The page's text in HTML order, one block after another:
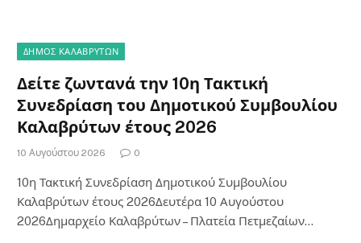
ΔΗΜΟΣ ΚΑΛΑΒΡΥΤΩΝ
Δείτε ζωντανά την 10η Τακτική
Συνεδρίαση του Δημοτικού Συμβουλίου
Καλαβρύτων έτους 2026
10 Αυγούστου 2026 0
10η Τακτική Συνεδρίαση Δημοτικού Συμβουλίου
Καλαβρύτων έτους 2026Δευτέρα 10 Αυγούστου
2026Δημαρχείο Καλαβρύτων – Πλατεία Πετμεζαίων…